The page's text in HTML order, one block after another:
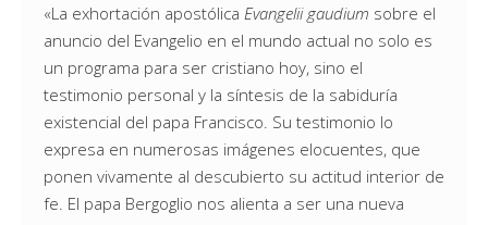
«La exhortación apostólica Evangelii gaudium sobre el
anuncio del Evangelio en el mundo actual no solo es
un programa para ser cristiano hoy, sino el
testimonio personal y la síntesis de la sabiduría
existencial del papa Francisco. Su testimonio lo
expresa en numerosas imágenes elocuentes, que
ponen vivamente al descubierto su actitud interior de
fe. El papa Bergoglio nos alienta a ser una nueva